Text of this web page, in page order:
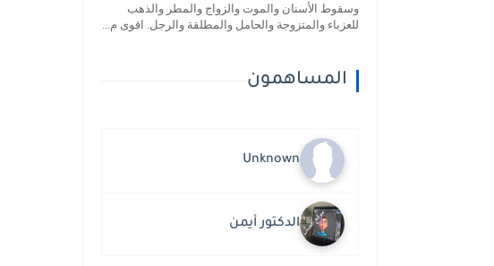
وسقوط الأسنان والموت والزواج والمطر والذهب
للعزباء والمتزوجة والحامل والمطلقة والرجل. اقوى م...
المساهمون
Unknown
الدكتور أيمن